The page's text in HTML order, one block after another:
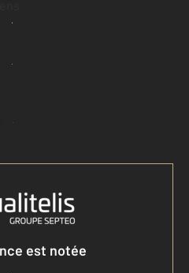
l'agence
une estimation
à mon compte
est notée